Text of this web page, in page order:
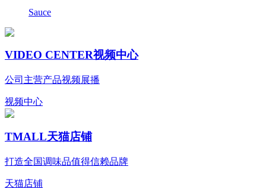
Sauce
VIDEO CENTER视频中心
公司主营产品视频展播
视频中心
TMALL天猫店铺
打造全国调味品值得信赖品牌
天猫店铺